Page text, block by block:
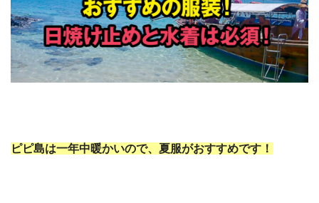
ピピ島は一年中暖かいので、夏服がおすすめです！